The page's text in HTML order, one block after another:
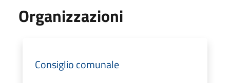
Organizzazioni
Consiglio comunale